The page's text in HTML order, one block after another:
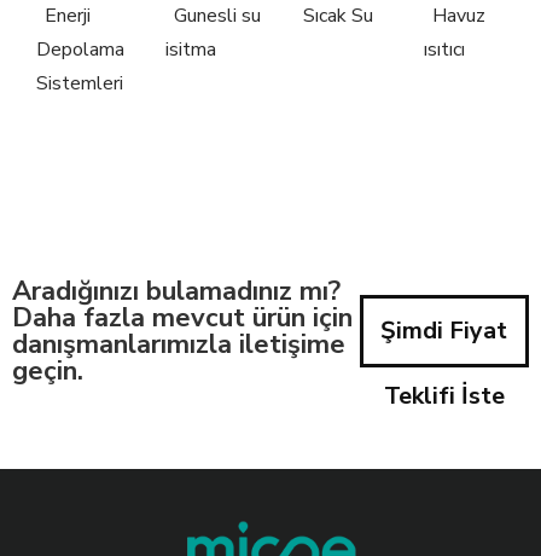
Enerji
Depolama
Sistemleri
Gunesli su
isitma
Sıcak Su
Havuz
ısıtıcı
Aradığınızı bulamadınız mı?
Daha fazla mevcut ürün için
danışmanlarımızla iletişime
geçin.
Şimdi Fiyat
Teklifi İste